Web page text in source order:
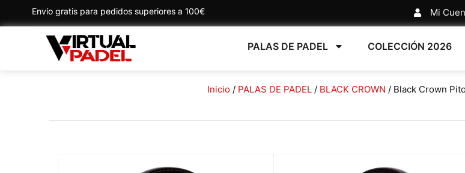
Envío gratis para pedidos superiores a 100€ Mi
PALAS DE PADEL COLECCIÓN 2026
Inicio/ PALAS DE PADEL/ BLACK CROWN / Black Crown